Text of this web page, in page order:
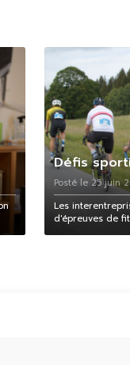
Défis
Posté le 25 juin
Les
d'épreuves de